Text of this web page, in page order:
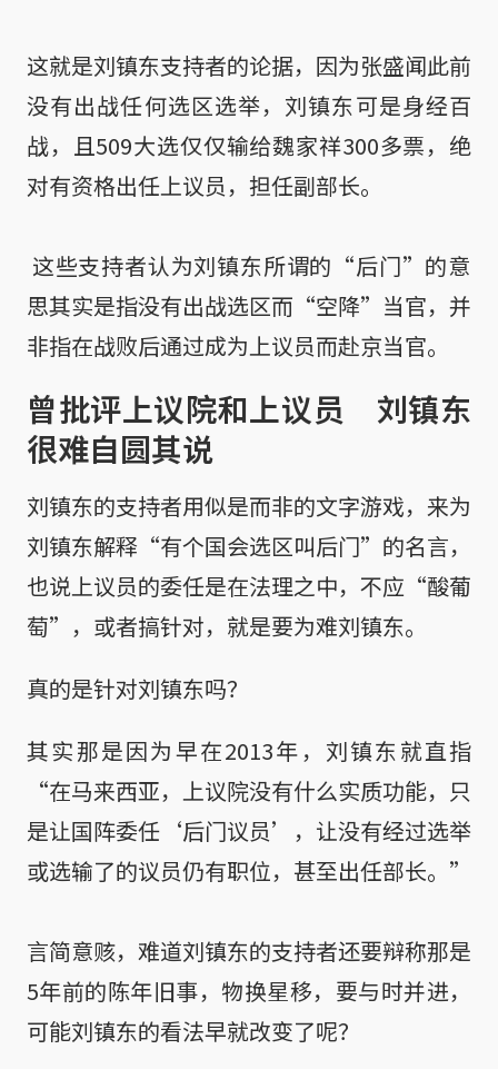
这就是刘镇东支持者的论据，因为张盛闻此前
没有出战任何选区选举，刘镇东可是身经百
战，且509大选仅仅输给魏家祥300多票，绝
对有资格出任上议员，担任副部长。
思其实是指没有出战选区而“空降”当官，并
非指在战败后通过成为上议员而赴京当官。
曾批评上议院和上议员 刘镇东
很难自圆其说
刘镇东的支持者用似是而非的文字游戏，来为
刘镇东解释“有个国会选区叫后门”的名言，
也说上议员的委任是在法理之中，不应“酸葡
萄”，或者搞针对，就是要为难刘镇东。
真的是针对刘镇东吗？
其实那是因为早在2013年，刘镇东就直指
“在马来西亚，上议院没有什么实质功能，只
是让国阵委任‘后门议员’，让没有经过选举
或选输了的议员仍有职位，甚至出任部长。”
言简意赅，难道刘镇东的支持者还要辩称那是
5年前的陈年旧事，物换星移，要与时并进，
可能刘镇东的看法早就改变了呢？